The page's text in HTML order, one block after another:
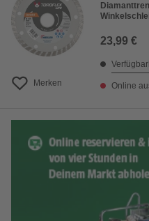
Merken
23,99 €
Online